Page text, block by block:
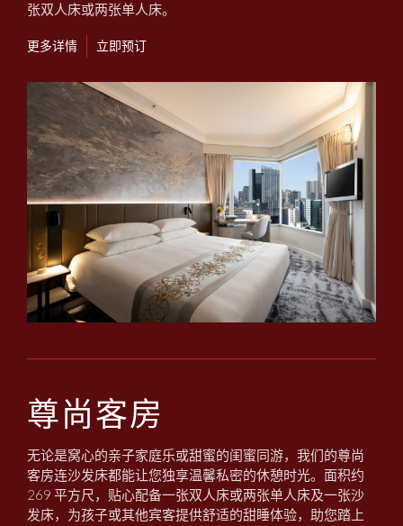
张双人床或两张单人床。
更多详情 立即预订
尊尚客房
无论是窝心的亲子家庭乐或甜蜜的闺蜜同游，我们的尊尚
客房连沙发床都能让您独享温馨私密的休憩时光。面积约
269 平方尺，贴心配备一张双人床或两张单人床及一张沙
发床，为孩子或其他宾客提供舒适的甜睡体验，助您踏上